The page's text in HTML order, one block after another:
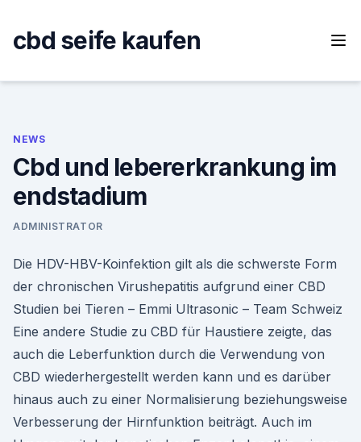
content
cbd seife kaufen
NEWS
Cbd und lebererkrankung im
endstadium
ADMINISTRATOR
Die HDV-HBV-Koinfektion gilt als die schwerste Form
der chronischen Virushepatitis aufgrund einer CBD
Studien bei Tieren – Emmi Ultrasonic – Team Schweiz
Eine andere Studie zu CBD für Haustiere zeigte, das
auch die Leberfunktion durch die Verwendung von
CBD wiederhergestellt werden kann und es darüber
hinaus auch zu einer Normalisierung beziehungsweise
Verbesserung der Hirnfunktion beiträgt. Auch im